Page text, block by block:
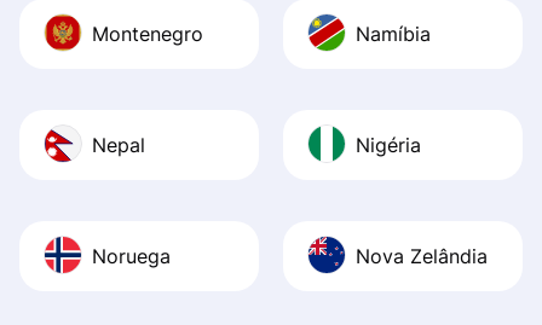
Montenegro Namíbia
Nepal Nigéria
Noruega Nova Zelândia